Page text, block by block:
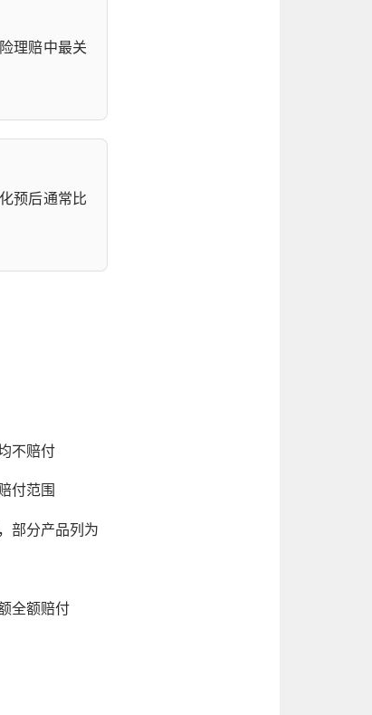
理赔中最关
预后通常比
不赔付
付范围
部分产品列为
全额赔付